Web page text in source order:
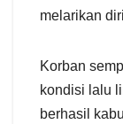
melarikan
Korban
kondisi lalu
berhasil